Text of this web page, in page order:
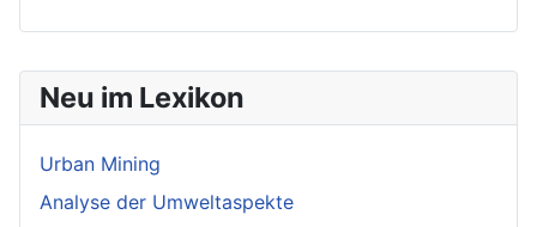
Neu im Lexikon
Urban Mining
Analyse der Umweltaspekte